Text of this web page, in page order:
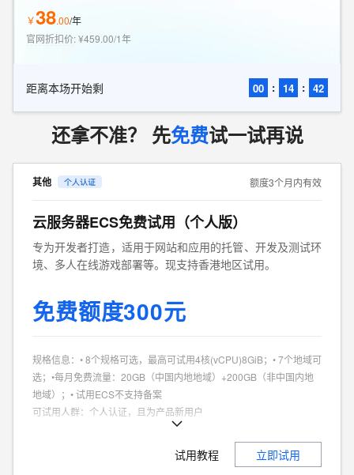
￥38.00/年
官网折扣价:¥459.00/1年
距离本场开始剩 00 : 14 : 40
还拿不准？ 先免费试一试再说
其他 额度3个月内有效
云服务器ECS免费试用（个人版）
专为开发者打造，适用于网站和应用的托管、开发及测试环
境、多人在线游戏部署等。现支持香港地区试用。
免费额度300元
规格信息： • 8个规格可选，最高可试用4核(vCPU)8GiB；• 7个地域可
选；•每月免费流量：20GB（中国内地地域）+200GB（非中国内地
地域）；• 试用ECS不支持备案
可试用人群： 个人认证，且为产品新用户
个人、企业试用不同享。
试用教程 立即试用